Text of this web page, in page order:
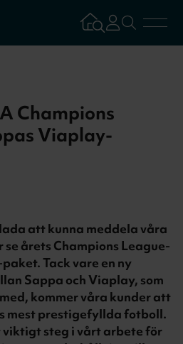
Tillbaka
Logga in
Aktivera
Champions
Viaplay-
att kunna meddela våra
årets Champions League-
Tack vare en ny
Sappa och Viaplay, som
kommer våra kunder att
mest prestigefyllda fotboll.
steg i vårt arbete för